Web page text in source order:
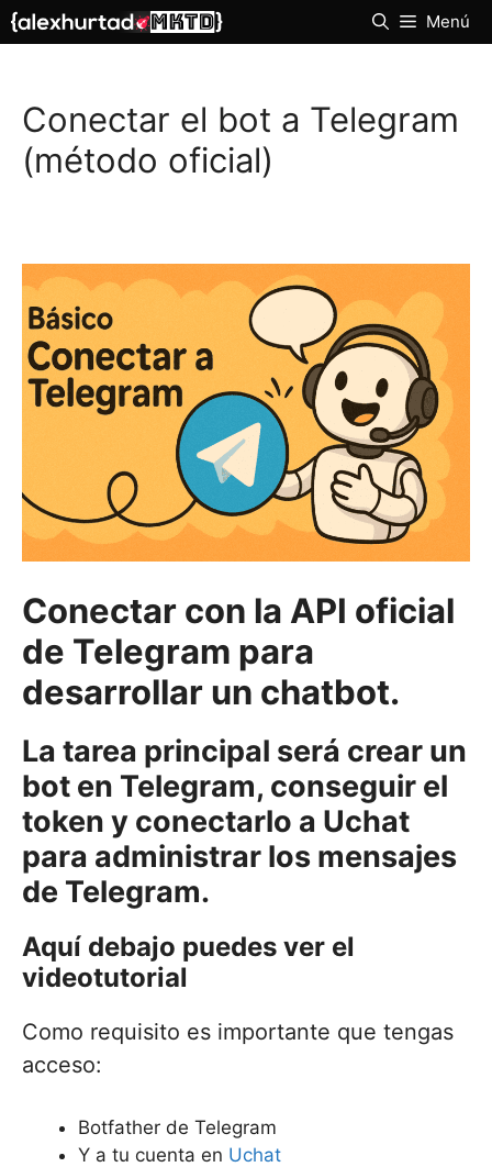
Saltar
al
Menú
Conectar el bot a Telegram
(método oficial)
Conectar con la API oficial
de Telegram para
desarrollar un chatbot.
La tarea principal será crear un
bot en Telegram, conseguir el
token y conectarlo a Uchat
para administrar los mensajes
de Telegram.
Aquí debajo puedes ver el
videotutorial
Como requisito es importante que tengas
acceso:
Botfather de Telegram
Y a tu cuenta en Uchat